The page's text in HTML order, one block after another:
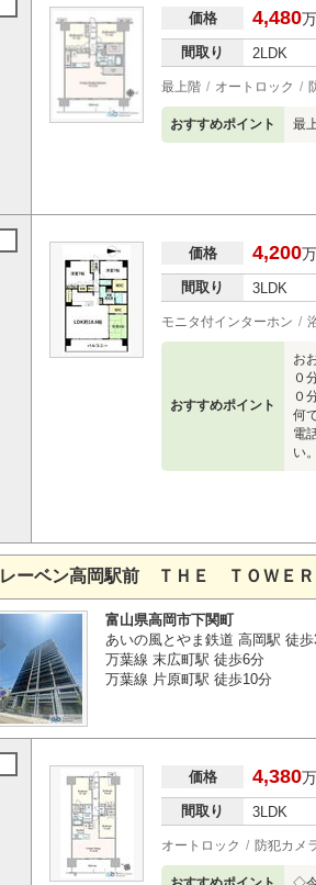
価格 4,480
間取り 2LDK
最上階 オートロック
おすすめポイント 最
価格 4,200
間取り 3LDK
モニタ付インターホン
おすすめポイント
お
０
０
何
電
い。
レーベン高岡駅前 ＴＨＥ ＴＯＷＥＲ
富山県高岡市下関町
あいの風とやま鉄道 高岡駅 徒歩
万葉線 末広町駅 徒歩6分
万葉線 片原町駅 徒歩10分
価格 4,380
間取り 3LDK
オートロック 防犯カメ